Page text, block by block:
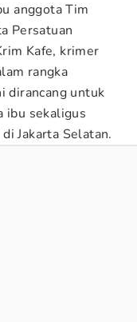
anggota Tim
Persatuan
Kafe, krimer
rangka
dirancang untuk
ibu sekaligus
Jakarta Selatan.